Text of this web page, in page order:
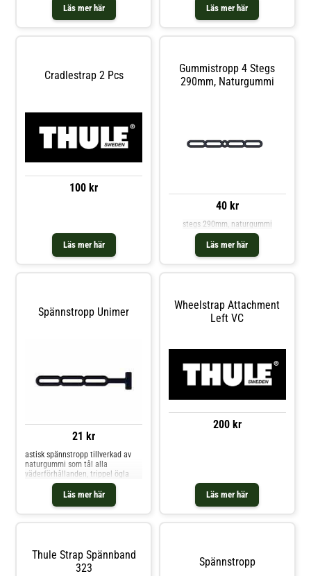
Läs mer här Läs mer här
Cradlestrap 2 Pcs
100 kr
Läs mer här
Gummistropp 4 Stegs
290mm, Naturgummi
40 kr
Läs mer här
stegs 290mm, naturgummi
Spännstropp Unimer
21 kr
Läs mer här
astisk spännstropp tillverkad av
naturgummi som tål alla
väderförhållanden, trippel ögla
Wheelstrap Attachment
Left VC
200 kr
Läs mer här
Thule Strap Spännband
323
Spännstropp